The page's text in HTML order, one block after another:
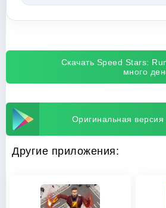
Скачать Speed Stars:
много
Оригинальная
Другие приложения: